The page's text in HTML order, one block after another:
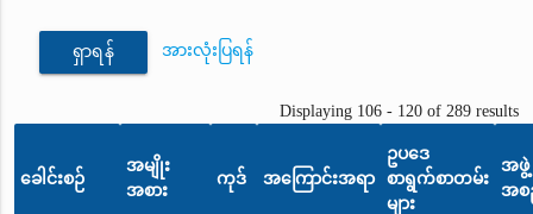
ရှာရန် အားလုံးပြရန်
Displaying 106 - 120 of 289 results
ခေါင်းစဉ်
အမျိုး
အစား
ကုဒ် အကြောင်းအရာ
ဥပဒေ
စာရွက်စာတမ်း
များ
အဖွဲ့
အစ